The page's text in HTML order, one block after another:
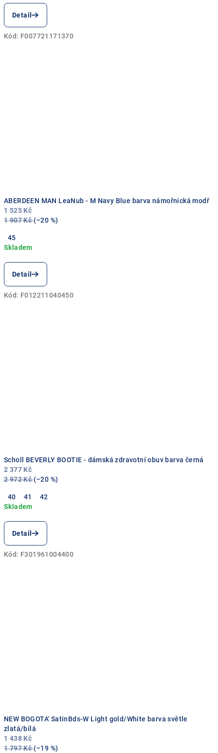
Detail
Kód: F007721171370
ABERDEEN MAN LeaNub - M Navy Blue barva námořnická modř
1 525 Kč
1 907 Kč (–20 %)
45
Detail
Kód: F012211040450
Scholl BEVERLY BOOTIE - dámská zdravotní obuv barva černá
2 377 Kč
2 972 Kč (–20 %)
40 41 42
Detail
Kód: F301961004400
NEW BOGOTA' SatinBds-W Light gold/White barva světle
zlatá/bílá
1 438 Kč
1 797 Kč (–19 %)